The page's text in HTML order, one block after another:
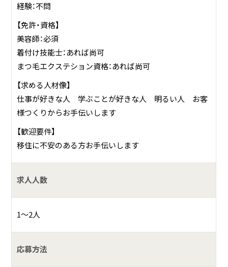
経験：不問
【免許・資格】
美容師：必須
着付け技能士：あれば尚可
まつ毛エクステション資格：あれば尚可
【求める人材像】
仕事が好きな人 学ぶことが好きな人 明るい人 お客
様つくりからお手伝いします
【歓迎要件】
移住に不安のある方お手伝いします
求人人数
1～2人
応募方法